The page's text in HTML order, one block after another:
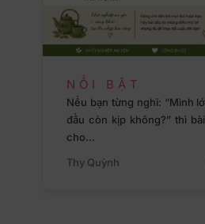
NỔI BẬT
Nếu bạn từng nghĩ: “Mình
đầu còn kịp không?” thì
cho…
Thy Quỳnh